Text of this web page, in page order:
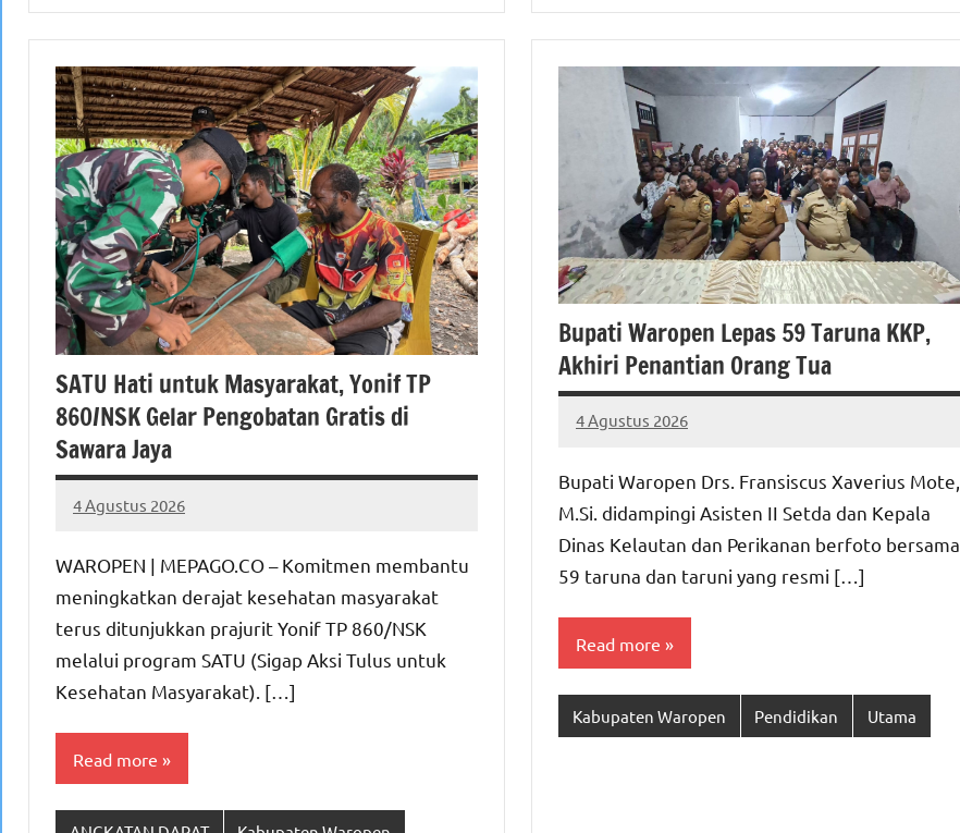
SATU Hati untuk Masyarakat, Yonif TP
860/NSK Gelar Pengobatan Gratis di
Sawara Jaya
4 Agustus 2026
MEPAGO
No
WAROPEN | MEPAGO.CO – Komitmen membantu
meningkatkan derajat kesehatan masyarakat
terus ditunjukkan prajurit Yonif TP 860/NSK
melalui program SATU (Sigap Aksi Tulus untuk
Kesehatan Masyarakat). […]
Read more
Bupati Waropen Lepas 59 Taruna KKP,
Akhiri Penantian Orang Tua
4 Agustus 2026
MEPAGO
No
Bupati Waropen Drs. Fransiscus Xaverius Mote,
M.Si. didampingi Asisten II Setda dan Kepala
Dinas Kelautan dan Perikanan berfoto bersama
59 taruna dan taruni yang resmi […]
Read more
Kabupaten Waropen Pendidikan Utama